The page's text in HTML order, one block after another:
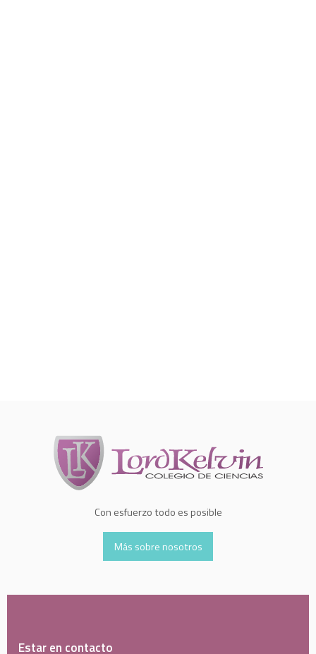
Con esfuerzo todo es posible
Más sobre nosotros
Estar en contacto